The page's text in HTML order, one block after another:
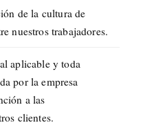
de la cultura de
nuestros trabajadores.
aplicable y toda
por la empresa
a las
clientes.